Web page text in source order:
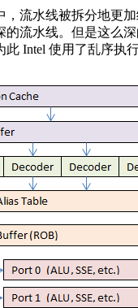
，流水线被拆分地更
的流水线。但是这么
此 Intel 使用了乱序执